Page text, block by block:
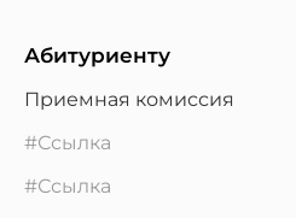
Абитуриенту
Приемная комиссия
#Ссылка
#Ссылка